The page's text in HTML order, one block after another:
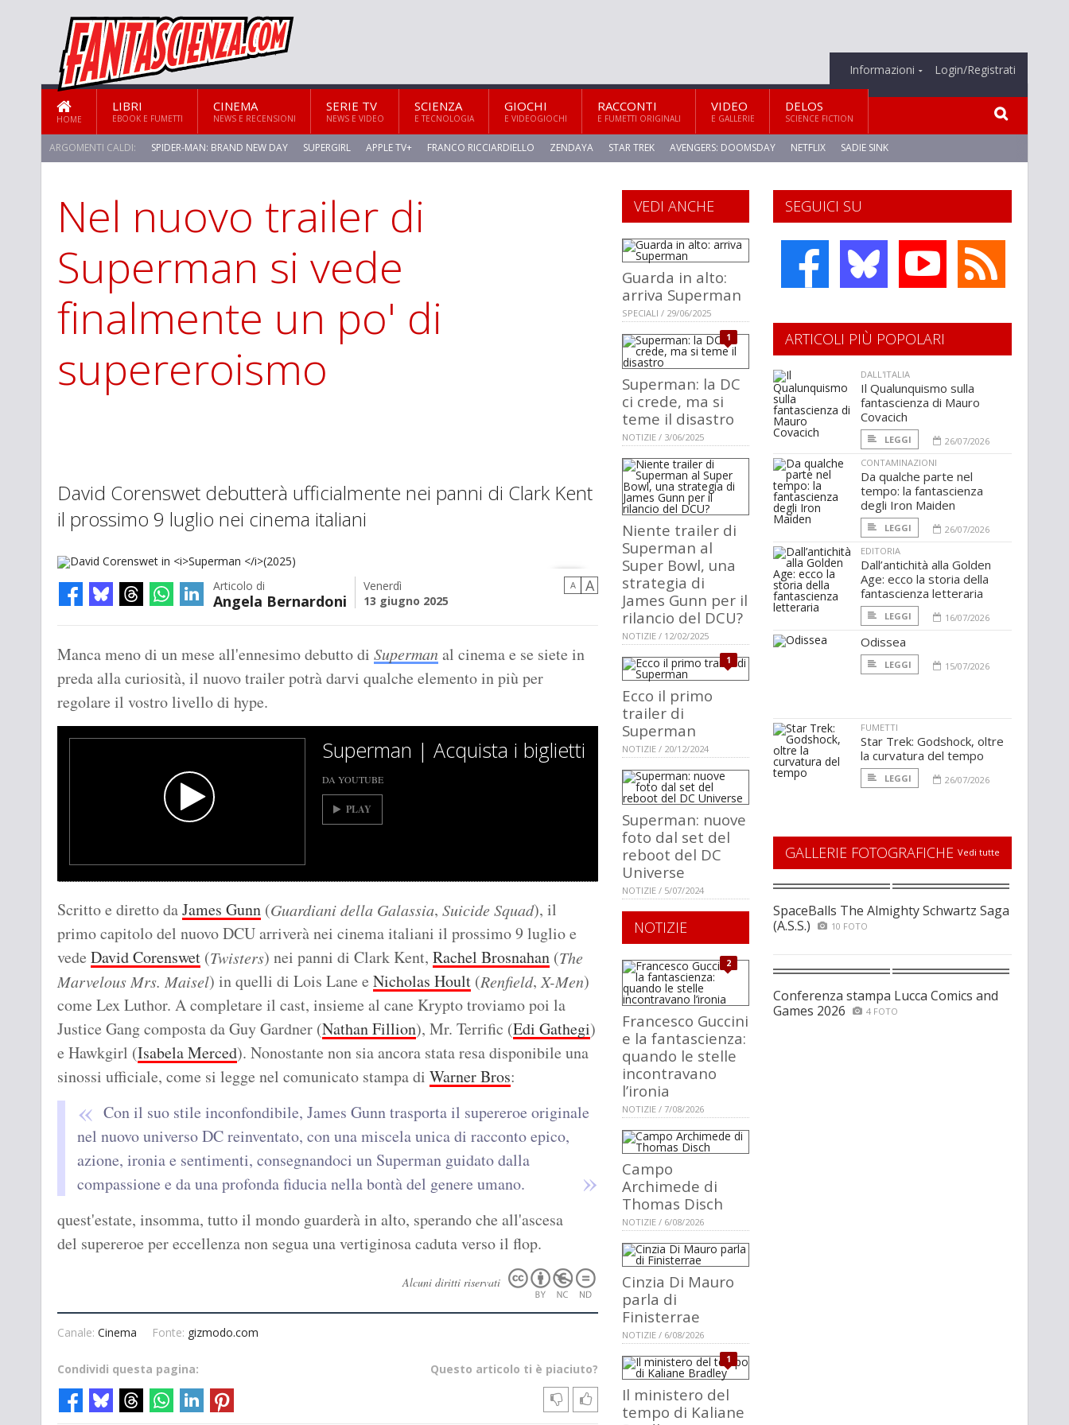
Informazioni Login/Registrati
HOME
LIBRI
EBOOK E FUMETTI
CINEMA
NEWS E RECENSIONI
SERIE TV
NEWS E VIDEO
SCIENZA
E TECNOLOGIA
GIOCHI
E VIDEOGIOCHI
RACCONTI
E FUMETTI ORIGINALI
VIDEO
E GALLERIE
DELOS
SCIENCE FICTION
ARGOMENTI CALDI: SPIDER-MAN: BRAND NEW DAY SUPERGIRL APPLE TV+ FRANCO RICCIARDIELLO ZENDAYA STAR TREK AVENGERS: DOOMSDAY NETFLIX SADIE SINK
STAR TREK: STRANGE NEW WORLDS
Nel nuovo trailer di
Superman si vede
finalmente un po' di
supereroismo
David Corenswet debutterà ufficialmente nei panni di Clark Kent
il prossimo 9 luglio nei cinema italiani
Articolo di
Angela Bernardoni
Venerdì
13 giugno 2025
A A
Manca meno di un mese all'ennesimo debutto di Supermanal cinema e se siete in
preda alla curiosità, il nuovo trailer potrà darvi qualche elemento in più per
regolare il vostro livello di hype.
Superman | Acquista i biglietti
DA YOUTUBE
PLAY
Scritto e diretto daJames Gunn (Guardiani della Galassia, Suicide Squad), il
primo capitolo del nuovo DCU arriverà nei cinema italiani il prossimo 9 luglio e
vede David Corenswet (Twisters) nei panni di Clark Kent, Rachel Brosnahan (The
Marvelous Mrs. Maisel) in quelli di Lois Lane e Nicholas Hoult (Renfield, X-Men)
come Lex Luthor. A completare il cast, insieme al cane Krypto troviamo poi la
Justice Gang composta da Guy Gardner (Nathan Fillion), Mr. Terrific (Edi Gathegi)
e Hawkgirl (Isabela Merced). Nonostante non sia ancora stata resa disponibile una
sinossi ufficiale, come si legge nel comunicato stampa di Warner Bros:
Con il suo stile inconfondibile, James Gunn trasporta il supereroe originale
nel nuovo universo DC reinventato, con una miscela unica di racconto epico,
azione, ironia e sentimenti, consegnandoci un Superman guidato dalla
compassione e da una profonda fiducia nella bontà del genere umano.
quest'estate, insomma, tutto il mondo guarderà in alto, sperando che all'ascesa
del supereroe per eccellenza non segua una vertiginosa caduta verso il flop.
Alcuni diritti riservati
Canale: Cinema Fonte: gizmodo.com
Questo articolo ti è piaciuto?
Condividi questa pagina:
SEGUICI SU
VEDI ANCHE
Guarda in alto:
arriva Superman
SPECIALI / 29/06/2025
1
Superman: la DC
ci crede, ma si
teme il disastro
NOTIZIE / 3/06/2025
Niente trailer di
Superman al
Super Bowl, una
strategia di
James Gunn per il
rilancio del DCU?
NOTIZIE / 12/02/2025
1
Ecco il primo
trailer di
Superman
NOTIZIE / 20/12/2024
Superman: nuove
foto dal set del
reboot del DC
Universe
NOTIZIE / 5/07/2024
NOTIZIE
2
Francesco Guccini
e la fantascienza:
quando le stelle
incontravano
l’ironia
NOTIZIE / 7/08/2026
Campo
Archimede di
Thomas Disch
NOTIZIE / 6/08/2026
Cinzia Di Mauro
parla di
Finisterrae
NOTIZIE / 6/08/2026
1
Il ministero del
tempo di Kaliane
ARTICOLI PIÙ POPOLARI
DALL'ITALIA
Il Qualunquismo sulla
fantascienza di Mauro
Covacich
LEGGI
26/07/2026
CONTAMINAZIONI
Da qualche parte nel
tempo: la fantascienza
degli Iron Maiden
LEGGI
26/07/2026
EDITORIA
Dall’antichità alla Golden
Age: ecco la storia della
fantascienza letteraria
LEGGI 16/07/2026
Odissea
LEGGI 15/07/2026
FUMETTI
Star Trek: Godshock, oltre
la curvatura del tempo
LEGGI 26/07/2026
GALLERIE FOTOGRAFICHE Vedi tutte
SpaceBalls The Almighty Schwartz Saga
(A.S.S.)
10 FOTO
Conferenza stampa Lucca Comics and
Games 2026
4 FOTO